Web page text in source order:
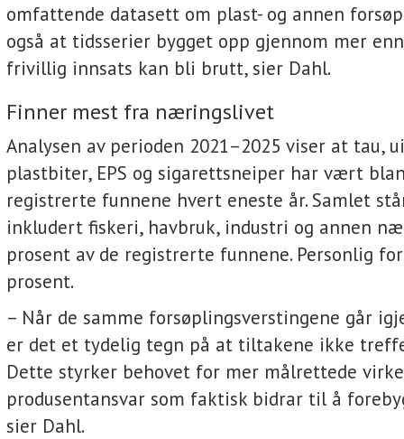
omfattende datasett om plast- og annen
også at tidsserier bygget opp gjennom mer
frivillig innsats kan bli brutt, sier Dahl.
Finner mest fra næringslivet
Analysen av perioden 2021–2025 viser at tau,
plastbiter, EPS og sigarettsneiper har vært
registrerte funnene hvert eneste år. Samlet
inkludert fiskeri, havbruk, industri og annen
prosent av de registrerte funnene. Personlig
prosent.
– Når de samme forsøplingsverstingene går
er det et tydelig tegn på at tiltakene ikke
Dette styrker behovet for mer målrettede
produsentansvar som faktisk bidrar til å
sier Dahl.